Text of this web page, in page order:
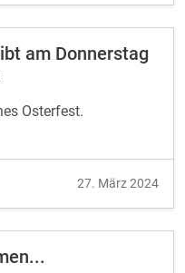
am Donnerstag
Osterfest.
27. März 2024